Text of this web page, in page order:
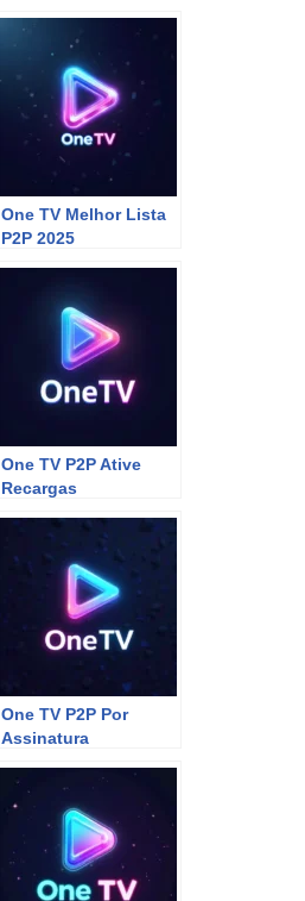
One TV Melhor Lista
P2P 2025
One TV P2P Ative
Recargas
One TV P2P Por
Assinatura